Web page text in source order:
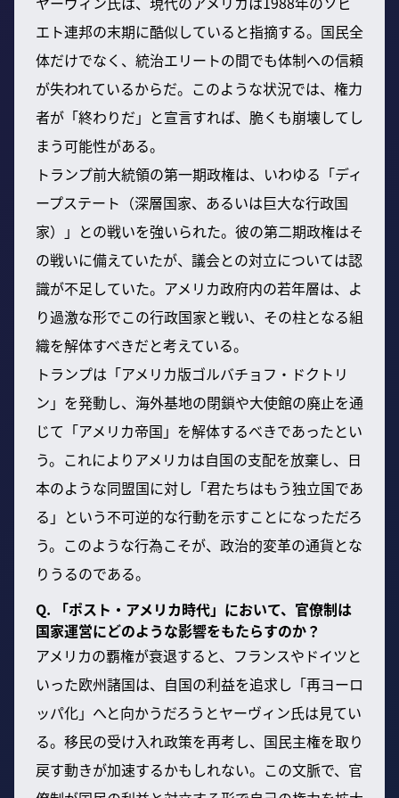
エト連邦の末期に酷似していると指摘する。国民全
体だけでなく、統治エリートの間でも体制への信頼
が失われているからだ。このような状況では、権力
者が「終わりだ」と宣言すれば、脆くも崩壊してし
まう可能性がある。
トランプ前大統領の第一期政権は、いわゆる「ディ
ープステート（深層国家、あるいは巨大な行政国
家）」との戦いを強いられた。彼の第二期政権はそ
の戦いに備えていたが、議会との対立については認
識が不足していた。アメリカ政府内の若年層は、よ
り過激な形でこの行政国家と戦い、その柱となる組
織を解体すべきだと考えている。
トランプは「アメリカ版ゴルバチョフ・ドクトリ
ン」を発動し、海外基地の閉鎖や大使館の廃止を通
じて「アメリカ帝国」を解体するべきであったとい
う。これによりアメリカは自国の支配を放棄し、日
本のような同盟国に対し「君たちはもう独立国であ
る」という不可逆的な行動を示すことになっただろ
う。このような行為こそが、政治的変革の通貨とな
りうるのである。
Q. 「ポスト・アメリカ時代」において、官僚制は
国家運営にどのような影響をもたらすのか？
アメリカの覇権が衰退すると、フランスやドイツと
いった欧州諸国は、自国の利益を追求し「再ヨーロ
ッパ化」へと向かうだろうとヤーヴィン氏は見てい
る。移民の受け入れ政策を再考し、国民主権を取り
戻す動きが加速するかもしれない。この文脈で、官